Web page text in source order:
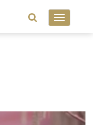
Toggle